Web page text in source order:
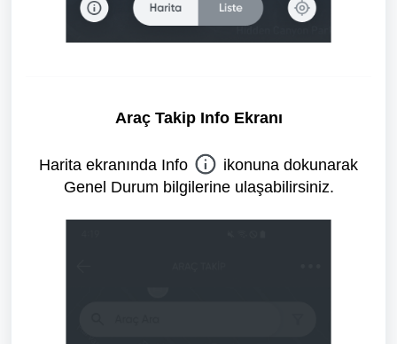
Araç Takip Info Ekranı
Harita ekranında Info
ikonuna dokunarak
Genel Durum bilgilerine ulaşabilirsiniz.